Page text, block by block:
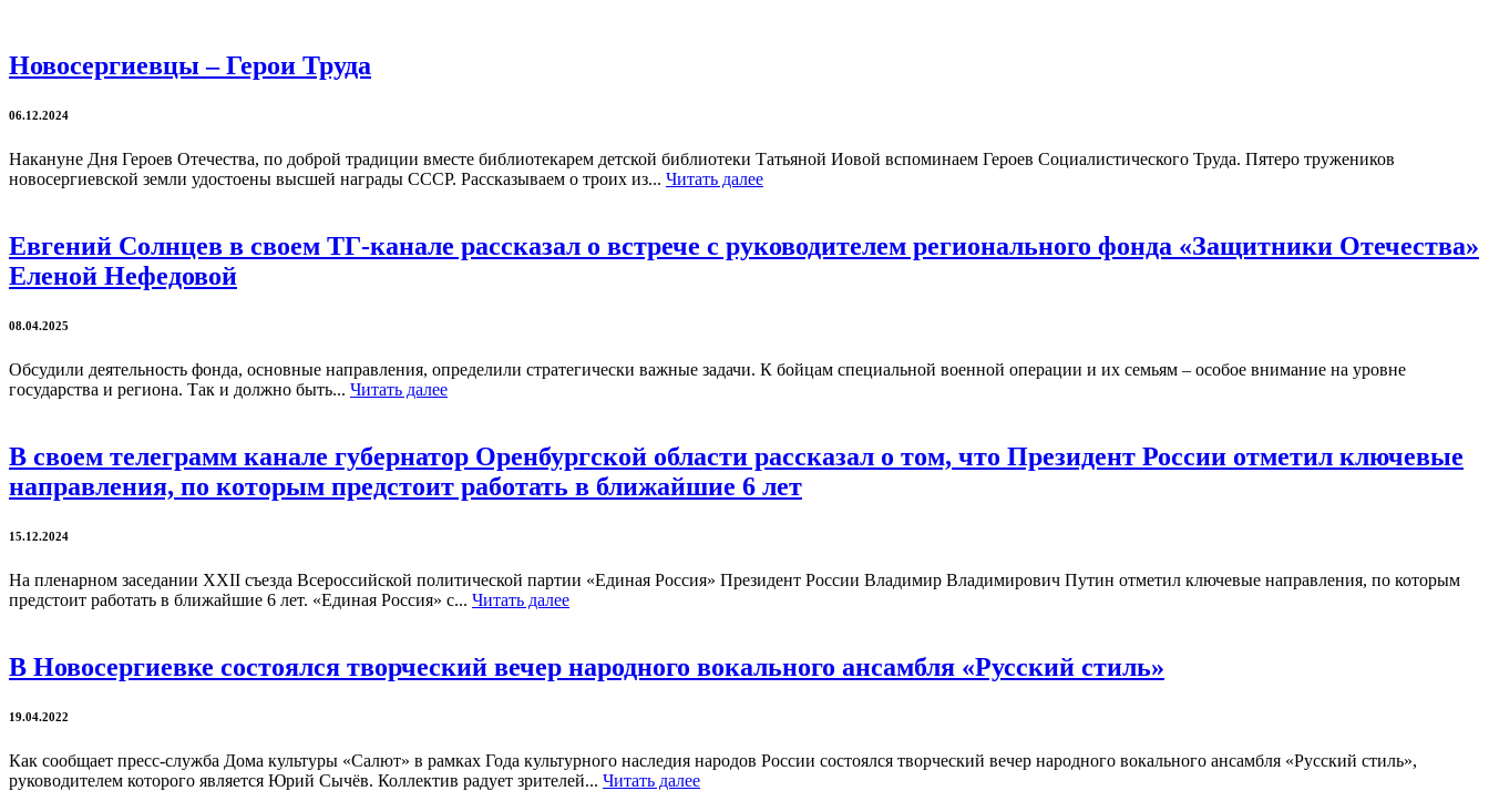
Новосергиевцы – Герои Труда
06.12.2024
Накануне Дня Героев Отечества, по доброй традиции вместе библиотекарем детской библиотеки Татьяной Иовой вспоминаем Героев Социалистического Труда. Пятеро тружеников
новосергиевской земли удостоены высшей награды СССР. Рассказываем о троих из... Читать далее
Евгений Солнцев в своем ТГ-канале рассказал о встрече с руководителем регионального фонда «Защитники Отечества»
Еленой Нефедовой
08.04.2025
Обсудили деятельность фонда, основные направления, определили стратегически важные задачи. К бойцам специальной военной операции и их семьям – особое внимание на уровне
государства и региона. Так и должно быть... Читать далее
В своем телеграмм канале губернатор Оренбургской области рассказал о том, что Президент России отметил ключевые
направления, по которым предстоит работать в ближайшие 6 лет
15.12.2024
На пленарном заседании XXII съезда Всероссийской политической партии «Единая Россия» Президент России Владимир Владимирович Путин отметил ключевые направления, по которым
предстоит работать в ближайшие 6 лет. «Единая Россия» с... Читать далее
В Новосергиевке состоялся творческий вечер народного вокального ансамбля «Русский стиль»
19.04.2022
Как сообщает пресс-служба Дома культуры «Салют» в рамках Года культурного наследия народов России состоялся творческий вечер народного вокального ансамбля «Русский стиль»,
руководителем которого является Юрий Сычёв. Коллектив радует зрителей... Читать далее